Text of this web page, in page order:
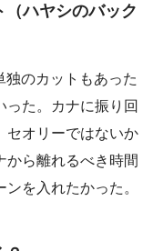
ハヤシのバック
のカットもあった
った。カナに振り回
セオリーではないか
から離れるべき時間
を入れたかった。